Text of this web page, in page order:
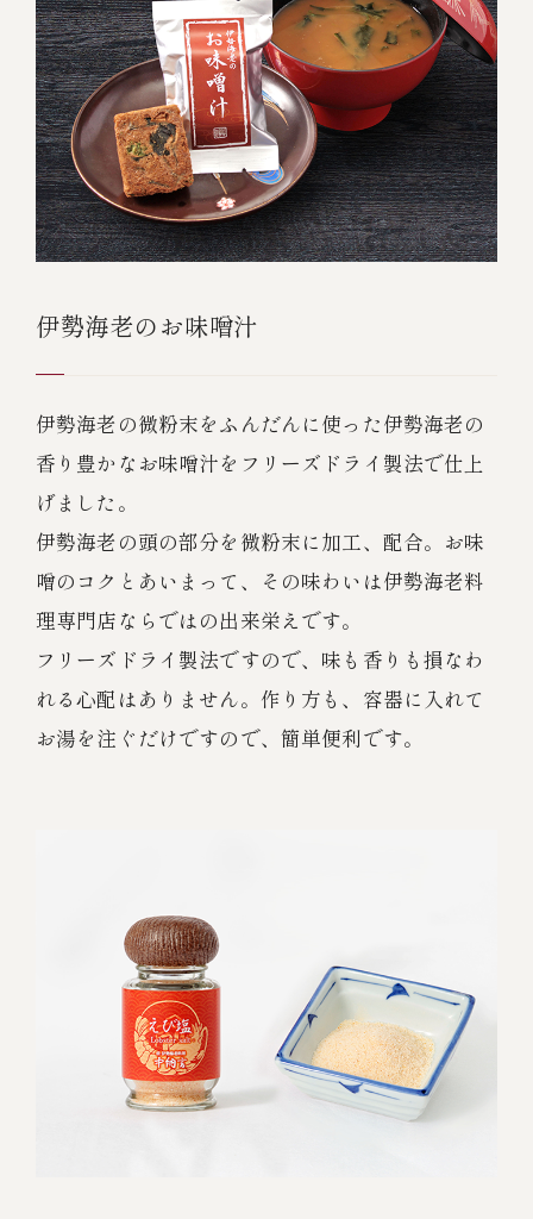
伊勢海老のお味噌汁
伊勢海老の微粉末をふんだんに使った伊勢海老の
香り豊かなお味噌汁をフリーズドライ製法で仕上
げました。
伊勢海老の頭の部分を微粉末に加工、配合。お味
噌のコクとあいまって、その味わいは伊勢海老料
理専門店ならではの出来栄えです。
フリーズドライ製法ですので、味も香りも損なわ
れる心配はありません。作り方も、容器に入れて
お湯を注ぐだけですので、簡単便利です。